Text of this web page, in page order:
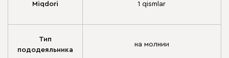
Miqdori 1 qismlar
Тип
пододеяльника
на молнии